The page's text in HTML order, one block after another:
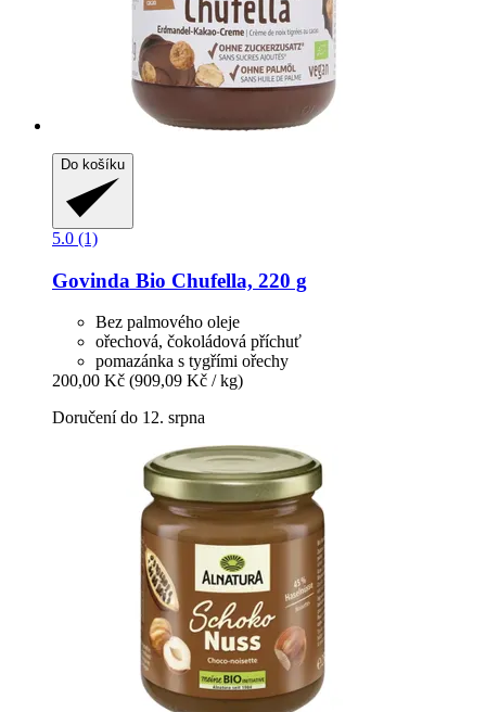
Do košíku
5.0 (1)
Govinda Bio Chufella, 220 g
Bez palmového oleje
ořechová, čokoládová příchuť
pomazánka s tygřími ořechy
200,00 Kč (909,09 Kč / kg)
Doručení do 12. srpna